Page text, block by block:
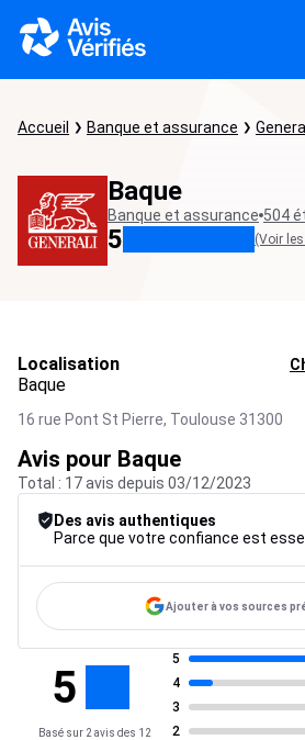
Accueil Banque et assurance
Baque
Banque et assurance 504
5 (Voir
Localisation
Baque
16 rue Pont St Pierre, Toulouse 31300
Avis pour Baque
Total : 17 avis depuis 03/12/2023
Des avis authentiques
Ajouter à vos sources
5
Basé sur 2 avis des 12
5
4
3
2